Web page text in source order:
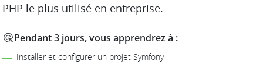
PHP le plus utilisé en entreprise.
Pendant 3 jours, vous apprendrez à :
Installer et configurer un projet Symfony